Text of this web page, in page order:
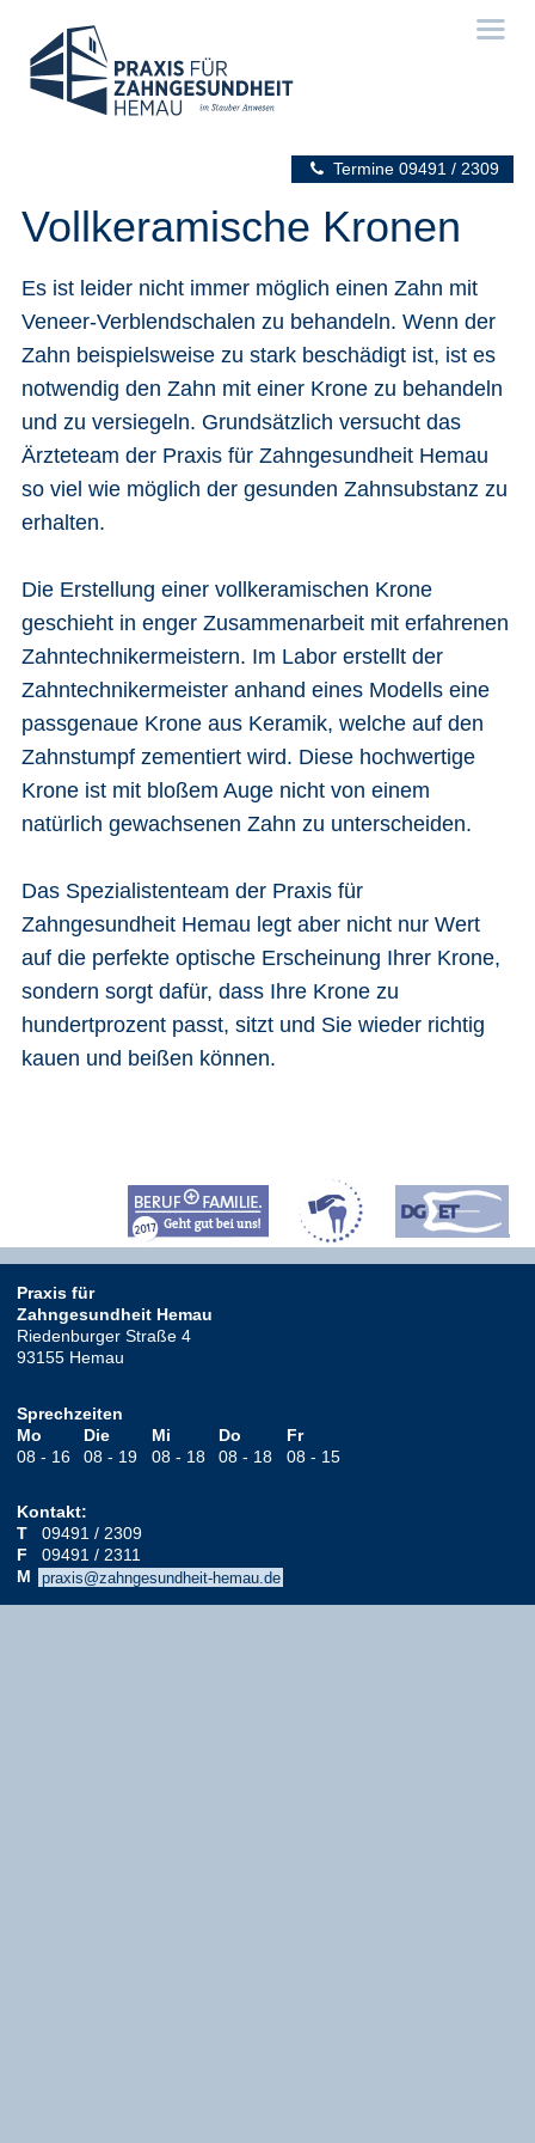
Termine 09491 / 2309
Vollkeramische Kronen
Es ist leider nicht immer möglich einen Zahn mit
Veneer-Verblendschalen zu behandeln. Wenn der
Zahn beispielsweise zu stark beschädigt ist, ist es
notwendig den Zahn mit einer Krone zu behandeln
und zu versiegeln. Grundsätzlich versucht das
Ärzteteam der Praxis für Zahngesundheit Hemau
so viel wie möglich der gesunden Zahnsubstanz zu
erhalten.
Die Erstellung einer vollkeramischen Krone
geschieht in enger Zusammenarbeit mit erfahrenen
Zahntechnikermeistern. Im Labor erstellt der
Zahntechnikermeister anhand eines Modells eine
passgenaue Krone aus Keramik, welche auf den
Zahnstumpf zementiert wird. Diese hochwertige
Krone ist mit bloßem Auge nicht von einem
natürlich gewachsenen Zahn zu unterscheiden.
Das Spezialistenteam der Praxis für
Zahngesundheit Hemau legt aber nicht nur Wert
auf die perfekte optische Erscheinung Ihrer Krone,
sondern sorgt dafür, dass Ihre Krone zu
hundertprozent passt, sitzt und Sie wieder richtig
kauen und beißen können.
Praxis für
Zahngesundheit Hemau
Riedenburger Straße 4
93155 Hemau
Sprechzeiten
Mo
Die Mi Do
Fr
08 - 16
08 - 19 08 - 18 08 - 18 08 - 15
Kontakt:
T
09491 / 2309
F
09491 / 2311
M
praxis@zahngesundheit-hemau.de